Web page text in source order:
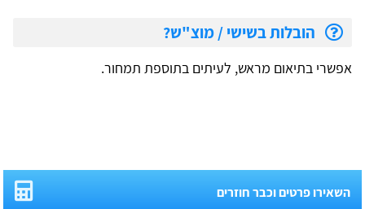
הובלות בשישי / מוצ"ש?
אפשרי בתיאום מראש, לעיתים בתוספת תמחור.
השאירו פרטים וכבר חוזרים